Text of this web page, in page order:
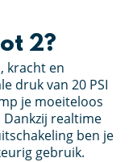
2?
kracht en
druk van 20 PSI
je moeiteloos
realtime
ben je
gebruik.